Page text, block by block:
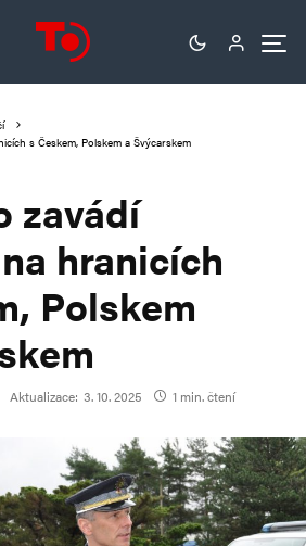
s Českem, Polskem a Švýcarskem
zavádí
hranicích
Polskem
Aktualizace: 3. 10. 2025 1 min. čtení